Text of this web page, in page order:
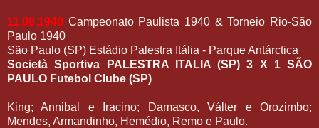
11.08.1940 Campeonato Paulista 1940 & Torneio Rio-São
Paulo 1940
São Paulo (SP) Estádio Palestra Itália - Parque Antárctica
Società Sportiva PALESTRA ITALIA (SP) 3 X 1 SÃO
PAULO Futebol Clube (SP)
King; Annibal e Iracino; Damasco, Válter e Orozimbo;
Mendes, Armandinho, Hemédio, Remo e Paulo.